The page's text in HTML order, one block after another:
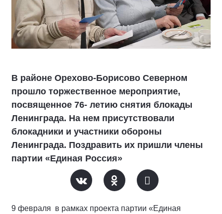
В районе Орехово-Борисово Северном
прошло торжественное мероприятие,
посвященное 76- летию снятия блокады
Ленинграда. На нем присутствовали
блокадники и участники обороны
Ленинграда. Поздравить их пришли члены
партии «Единая Россия»
9 февраля в рамках проекта партии «Единая